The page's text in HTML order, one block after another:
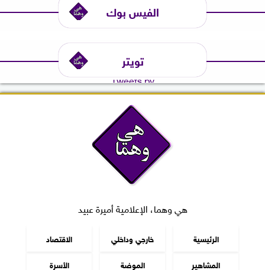
الفيس بوك
تويتر
Tweets by
هي وهما، الإعلامية أميرة عبيد
الرئيسية خارجي وداخلي
الاقتصاد
المشاهير
الموضة الأسرة